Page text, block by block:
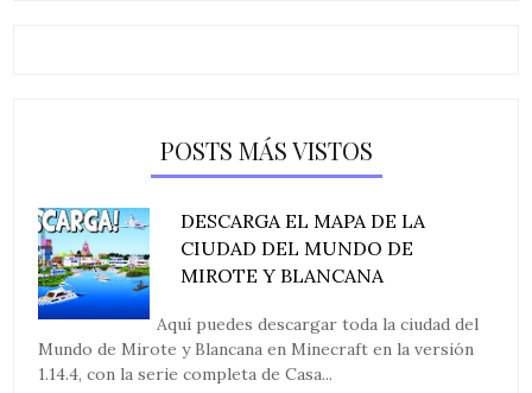
POSTS MÁS VISTOS
DESCARGA EL MAPA DE LA
CIUDAD DEL MUNDO DE
MIROTE Y BLANCANA
Aquí puedes descargar toda la ciudad del
Mundo de Mirote y Blancana en Minecraft en la versión
1.14.4, con la serie completa de Casa...